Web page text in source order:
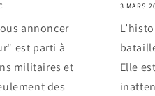
annoncer
est parti à
militaires et
des
3 MARS
Elle